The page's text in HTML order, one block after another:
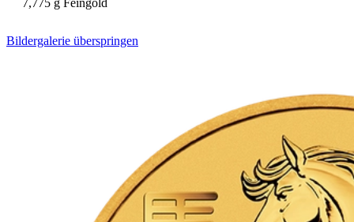
7,775 g Feingold
Bildergalerie überspringen